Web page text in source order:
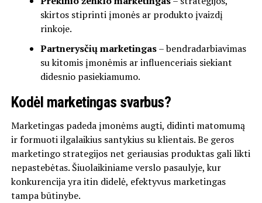
skirtos stiprinti įmonės ar produkto įvaizdį
rinkoje.
Partnerysčių marketingas– bendradarbiavimas
su kitomis įmonėmis ar influenceriais siekiant
didesnio pasiekiamumo.
Kodėl marketingas svarbus?
Marketingas padeda įmonėms augti, didinti matomumą
ir formuoti ilgalaikius santykius su klientais. Be geros
marketingo strategijos net geriausias produktas gali likti
nepastebėtas. Šiuolaikiniame verslo pasaulyje, kur
konkurencija yra itin didelė, efektyvus marketingas
tampa būtinybe.